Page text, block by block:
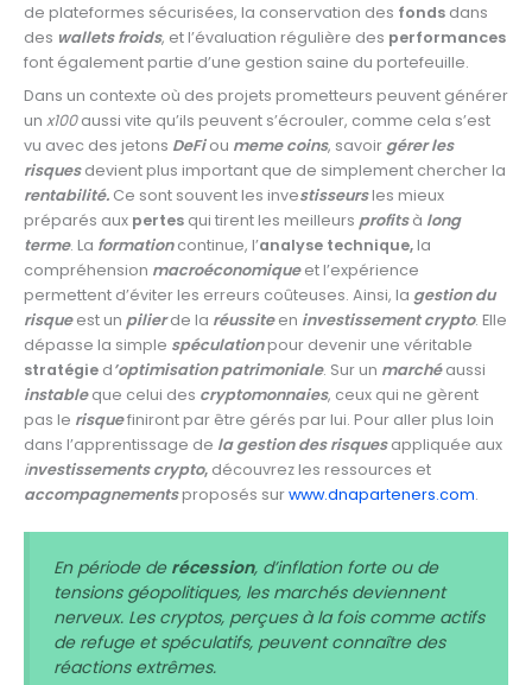
de plateformes sécurisées, la conservation des fonds dans
des wallets froids, et l’évaluation régulière des performances
font également partie d’une gestion saine du portefeuille.
Dans un contexte où des projets prometteurs peuvent générer
un x100aussi vite qu’ils peuvent s’écrouler, comme cela s’est
vu avec des jetons DeFiou meme coins, savoir gérer les
risquesdevient plus important que de simplement chercher la
rentabilité. Ce sont souvent les investisseursles mieux
préparés aux pertes qui tirent les meilleurs profitsà long
terme. La formationcontinue, l’analyse technique,la
compréhension macroéconomiqueet l’expérience
permettent d’éviter les erreurs coûteuses. Ainsi, la gestion du
risqueest un pilierde la réussiteen investissement crypto. Elle
dépasse la simple spéculationpour devenir une véritable
stratégie d’optimisation patrimoniale. Sur un marchéaussi
instableque celui des cryptomonnaies, ceux qui ne gèrent
pas le risquefiniront par être gérés par lui. Pour aller plus loin
dans l’apprentissage de la gestion des risquesappliquée aux
investissements crypto, découvrez les ressources et
accompagnementsproposés surwww.dnaparteners.com.
En période de récession, d’inflation forte ou de
tensions géopolitiques, les marchés deviennent
nerveux. Les cryptos, perçues à la fois comme actifs
de refuge et spéculatifs, peuvent connaître des
réactions extrêmes.